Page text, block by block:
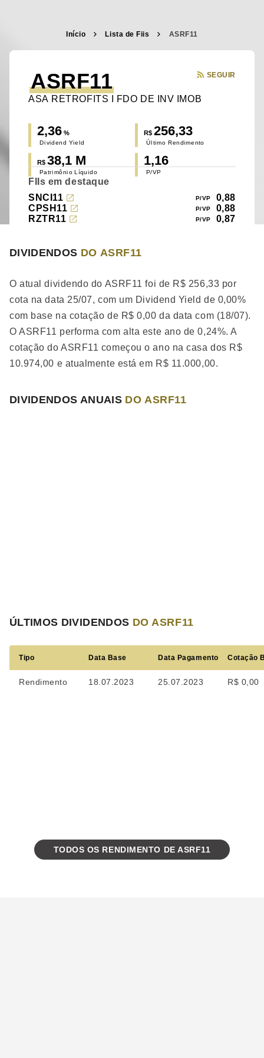
Início Lista de Fiis ASRF11
ASRF11
ASA RETROFITS I FDO DE INV IMOB
SEGUIR
2,36 %
Dividend Yield
R$ 256,33
Último Rendimento
R$ 38,1 M
Patrimônio Líquido
1,16
P/VP
FIIs em destaque
SNCI11
0,88
CPSH11
0,88
RZTR11
0,87
DIVIDENDOS DO ASRF11
O atual dividendo do ASRF11 foi de R$ 256,33 por
cota na data 25/07, com um Dividend Yield de 0,00%
com base na cotação de R$ 0,00 da data com (18/07).
O ASRF11 performa com alta este ano de 0,24%. A
cotação do ASRF11 começou o ano na casa dos R$
10.974,00 e atualmente está em R$ 11.000,00.
DIVIDENDOS ANUAIS DO ASRF11
ÚLTIMOS DIVIDENDOS DO ASRF11
Tipo Data Base Data Pagamento Cotação
Rendimento 18.07.2023 25.07.2023 R$ 0,00
TODOS OS RENDIMENTO DE ASRF11